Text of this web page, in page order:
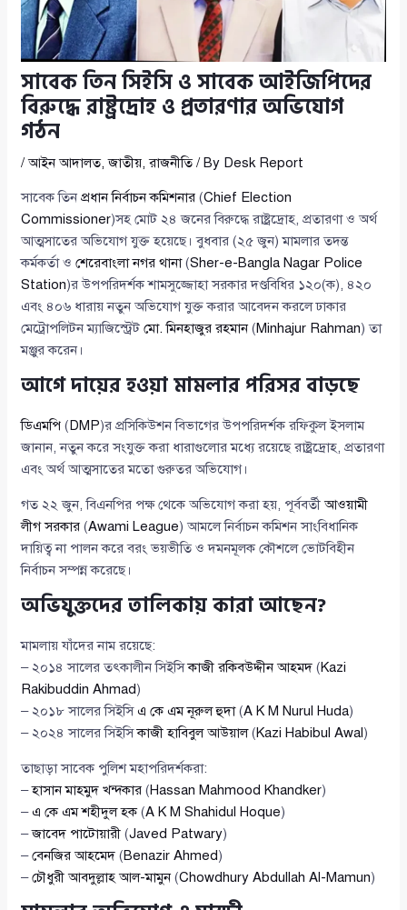
সাবেক তিন সিইসি ও সাবেক আইজিপিদের
বিরুদ্ধে রাষ্ট্রদ্রোহ ও প্রতারণার অভিযোগ
গঠন
/আইন আদালত,জাতীয়,রাজনীতি/ By Desk Report
সাবেক তিনপ্রধান নির্বাচন কমিশনার (Chief Election
Commissioner)সহ মোট ২৪ জনের বিরুদ্ধে রাষ্ট্রদ্রোহ, প্রতারণা ও অর্থ
আত্মসাতের অভিযোগ যুক্ত হয়েছে। বুধবার (২৫ জুন) মামলার তদন্ত
কর্মকর্তা ওশেরেবাংলা নগর থানা(Sher-e-Bangla Nagar Police
Station)র উপপরিদর্শক শামসুজ্জোহা সরকার দণ্ডবিধির ১২০(ক), ৪২০
এবং ৪০৬ ধারায় নতুন অভিযোগ যুক্ত করার আবেদন করলে ঢাকার
মেট্রোপলিটন ম্যাজিস্ট্রেটমো. মিনহাজুর রহমান(Minhajur Rahman) তা
মঞ্জুর করেন।
আগে দায়ের হওয়া মামলার পরিসর বাড়ছে
ডিএমপি ( DMP)র প্রসিকিউশন বিভাগের উপপরিদর্শক রফিকুল ইসলাম
জানান, নতুন করে সংযুক্ত করা ধারাগুলোর মধ্যে রয়েছে রাষ্ট্রদ্রোহ, প্রতারণা
এবং অর্থ আত্মসাতের মতো গুরুতর অভিযোগ।
গত ২২ জুন, বিএনপির পক্ষ থেকে অভিযোগ করা হয়, পূর্ববর্তীআওয়ামী
লীগ সরকার (Awami League) আমলে নির্বাচন কমিশন সাংবিধানিক
দায়িত্ব না পালন করে বরং ভয়ভীতি ও দমনমূলক কৌশলে ভোটবিহীন
নির্বাচন সম্পন্ন করেছে।
অভিযুক্তদের তালিকায় কারা আছেন?
মামলায় যাঁদের নাম রয়েছে:
– ২০১৪ সালের তৎকালীন সিইসিকাজী রকিবউদ্দীন আহমদ (Kazi
Rakibuddin Ahmad)
– ২০১৮ সালের সিইসিএ কে এম নূরুল হুদা(A K M Nurul Huda)
– ২০২৪ সালের সিইসিকাজী হাবিবুল আউয়াল(Kazi Habibul Awal )
তাছাড়া সাবেক পুলিশ মহাপরিদর্শকরা:
–হাসান মাহমুদ খন্দকার (Hassan Mahmood Khandker)
–এ কে এম শহীদুল হক(A K M Shahidul Hoque)
–জাবেদ পাটোয়ারী (Javed Patwary)
–বেনজির আহমেদ (Benazir Ahmed)
–চৌধুরী আবদুল্লাহ আল-মামুন(Chowdhury Abdullah Al-Mamun)